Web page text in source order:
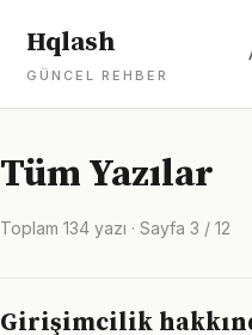
Hqlash
GÜNCEL REHBER
Tüm Yazılar
Toplam 134 yazı · Sayfa 3 / 12
Girişimcilik